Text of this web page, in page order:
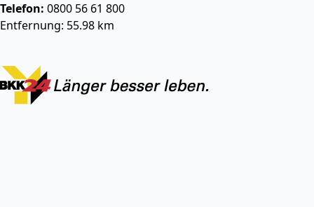
Telefon: 0800 56 61 800
Entfernung: 55.98 km